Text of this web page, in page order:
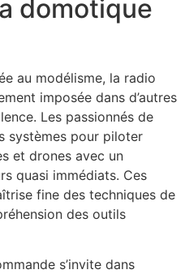
domotique
au modélisme, la radio
imposée dans d’autres
Les passionnés de
systèmes pour piloter
et drones avec un
quasi immédiats. Ces
fine des techniques de
des outils
s’invite dans